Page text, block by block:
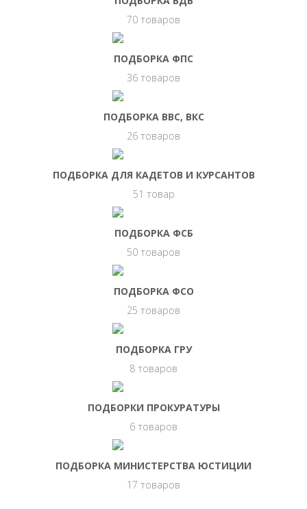
70 товаров
ПОДБОРКА ФПС
36 товаров
ПОДБОРКА ВВС, ВКС
26 товаров
ПОДБОРКА ДЛЯ КАДЕТОВ И КУРСАНТОВ
51 товар
ПОДБОРКА ФСБ
50 товаров
ПОДБОРКА ФСО
25 товаров
ПОДБОРКА ГРУ
8 товаров
ПОДБОРКИ ПРОКУРАТУРЫ
6 товаров
ПОДБОРКА МИНИСТЕРСТВА ЮСТИЦИИ
17 товаров